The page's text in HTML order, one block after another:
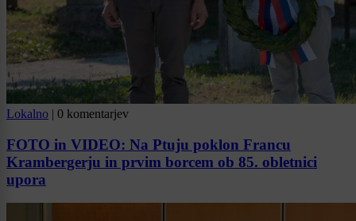
Lokalno | 0 komentarjev
FOTO in VIDEO: Na Ptuju poklon Francu
Krambergerju in prvim borcem ob 85. obletnici
upora